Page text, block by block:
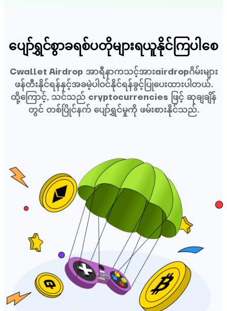
ပျော်ရွှင်စွာခရစ်ပတိုများရယူနိုင်ကြပါစေ
Cwallet Airdrop အာရီနာကသင့်အားairdropဂိမ်းများ
ဖန်တီးနိုင်ရန်နှင့်အခမဲ့ပါဝင်နိုင်ရန်ခွင့်ပြုပေးထားပါတယ်.
ထို့ကြောင့်, သင်သည် cryptocurrencies ဖြင့် ဆုချချိန်
တွင် တစ်ပြိုင်နက် ပျော်ရွှင်မှုကို ဖမ်းစားနိုင်သည်.